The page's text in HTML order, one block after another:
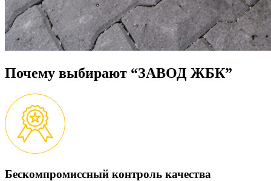
Почему выбирают “ЗАВОД ЖБК”
Бескомпромиссный контроль качества